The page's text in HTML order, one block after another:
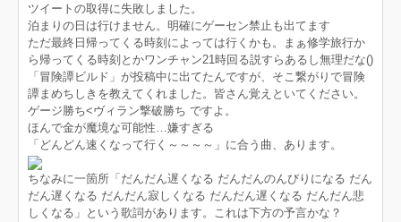
ツイートの取得に失敗しました。
泊まりの日は行けません。明確にゲーセン禁止も出てます
ただ最終日帰ってくる時刻によっては行くかも。まぁ修学旅行か
ら帰ってくる時刻とかワンチャン21時回る説すらあるし無理だな()
「冒険譚ビルド」が投稿中に出てたんですが、そこ繋がりで冒険
譚まめちしきを教えてくれました。皆さん覚えといてください。
ゲージ勝ち<ヴィラン撃破勝ち ですよ。
ほんで金が魔境な可能性…嫌すぎる
「どんどん速くなって行く～～～～」に合う曲、あります。
ちなみに一箇所「だんだん遅くなる だんだんのんびりになる だん
だん遅くなる だんだん寂しくなる だんだん遅くなる だんだん悲
しくなる」という歌詞があります。これは下方の予言かな？